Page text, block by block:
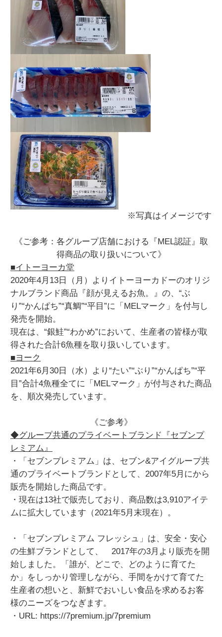
※写真はイメージです
《ご参考：各グループ店舗における『MEL認証』取
得商品の取り扱いについて》
■イトーヨーカ堂
2020年4月13日（月）よりイトーヨーカドーのオリジ
ナルブランド商品『顔が見えるお魚。』の、“ぶ
り”“かんぱち”“真鯛”“平目”に「MELマーク」を付与し
発売を開始。
現在は、“銀鮭”“わかめ”において、生産者の皆様が取
得された合計6魚種を取り扱いしています。
■ヨーク
2021年6月30日（水）より“たい”“ぶり”“かんぱち”“平
目”合計4魚種全てに「MELマーク」が付与された商品
を、順次発売しています。
《ご参考》
◆グループ共通のプライベートブランド『セブンプ
レミアム』
・「セブンプレミアム」は、セブン&アイグループ共
通のプライベートブランドとして、2007年5月にから
販売を開始した商品です。
・現在は13社で販売しており、商品数は3,910アイテ
ムに拡大しています（2021年5月末現在）。
・「セブンプレミアム フレッシュ」は、安全・安心
の生鮮ブランドとして、 2017年の3月より販売を開
始しました。「誰が、どこで、どのように育てた
か」をしっかり管理しながら、手間をかけて育てた
生産者の想いと、新鮮でおいしい食品を求めるお客
様のニーズをつなぎます。
・URL: https://7premium.jp/7premium